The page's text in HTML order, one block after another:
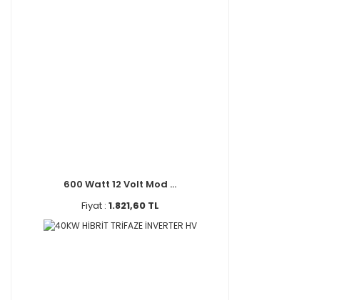
600 Watt 12 Volt Mod ...
Fiyat : 1.821,60 TL